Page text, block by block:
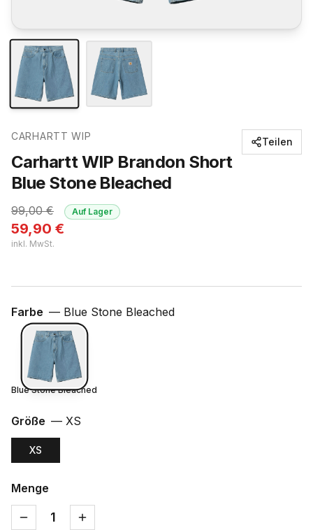
CARHARTT WIP
Carhartt WIP Brandon Short
Blue Stone Bleached
99,00€
59,90 €
inkl. MwSt.
Auf Lager
Teilen
Farbe — Blue Stone Bleached
Blue Stone Bleached
Größe — XS
XS
Menge
1